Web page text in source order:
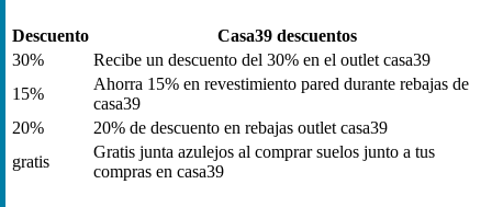
Descuento
Casa39 descuentos
30%
Recibe un descuento del 30% en el outlet casa39
15%
Ahorra 15% en revestimiento pared durante rebajas de
casa39
20%
20% de descuento en rebajas outlet casa39
gratis
Gratis junta azulejos al comprar suelos junto a tus
compras en casa39